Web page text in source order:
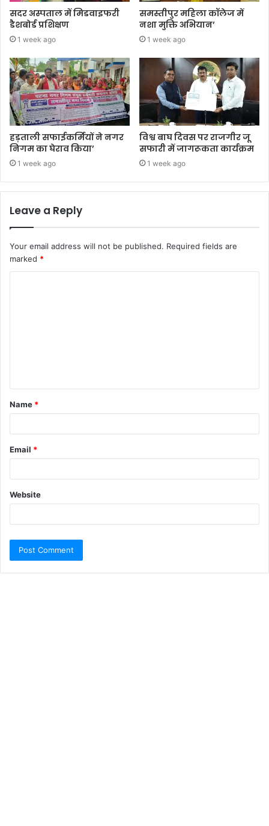
सदर अस्पताल में मिडवाइफरी
डैशबोर्ड प्रशिक्षण
1 week ago
समस्तीपुर महिला कॉलेज में
नशा मुक्ति अभियान’
1 week ago
हड़ताली सफाईकर्मियों ने नगर
निगम का घेराव किया’
1 week ago
विश्व बाघ दिवस पर राजगीर जू
सफारी में जागरूकता कार्यक्रम
1 week ago
Leave a Reply
Your email address will not be published. Required fields are
marked *
Name *
Email *
Website